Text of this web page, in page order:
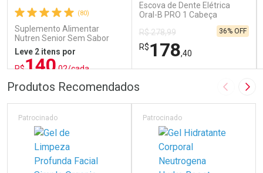
(80)
Suplemento Alimentar
Nutren Senior Sem Sabor
740g
Leve 2 itens por
R$140,02/cada
FECHAR
FECHAR
Por Menos
Escova de Dente Elétrica
Oral-B PRO 1 Cabeça
Redonda Recarregável 1
Unidade
R$ 278,99
R$178,40
36% OFF
Por Menos
Produtos Recomendados Imagem
Patrocinado Patrocinado